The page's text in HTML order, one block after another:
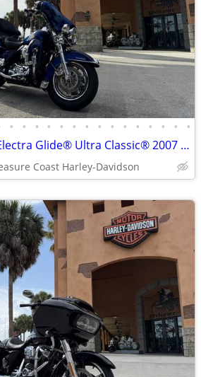
• • • • • • • • • • • • • • •
Harley-Davidson® Electra Glide® Ultra Classic® 2007 SKU:T7Y659514
Coast Harley-Davidson